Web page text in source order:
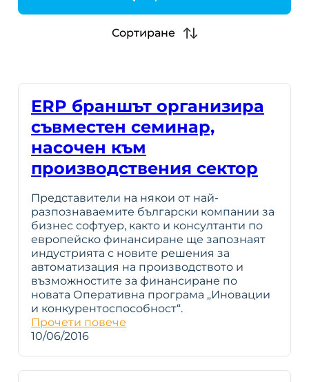
h
Сортиране
ERP браншът организира
съвместен семинар,
насочен към
производствения сектор
Представители на някои от най-
разпознаваемите български компании за
бизнес софтуер, както и консултанти по
европейско финансиране ще запознаят
индустрията с новите решения за
автоматизация на производството и
възможностите за финансиране по
новата Оперативна програма „Иновации
и конкурентоспособност“.
Прочети повече
10/06/2016